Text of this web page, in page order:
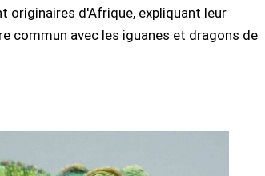
originaires d'Afrique, expliquant leur
commun avec les iguanes et dragons de